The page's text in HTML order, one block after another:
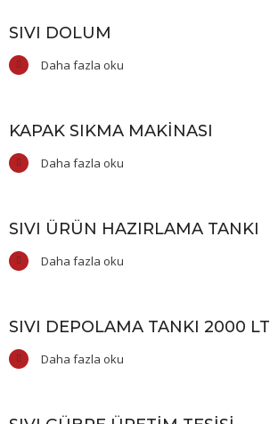
SIVI DOLUM
Daha fazla oku
KAPAK SIKMA MAKINASI
Daha fazla oku
SIVI ÜRÜN HAZIRLAMA TANKI
Daha fazla oku
SIVI DEPOLAMA TANKI 2000 LT
Daha fazla oku